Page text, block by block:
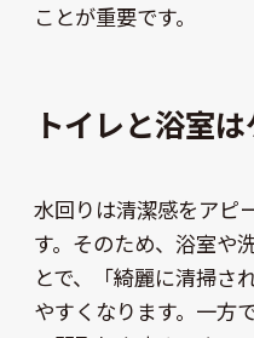
ことが重要です。
トイレと浴室
水回りは清潔感をアピ
す。そのため、浴室や
とで、「綺麗に清掃さ
やすくなります。一方